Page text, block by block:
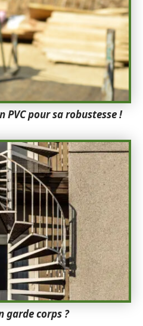
PVC pour sa robustesse !
garde corps ?